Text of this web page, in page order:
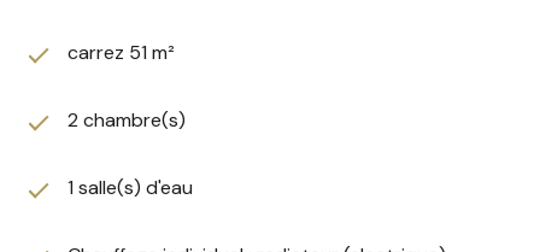
carrez 51 m²
2 chambre(s)
1 salle(s) d'eau